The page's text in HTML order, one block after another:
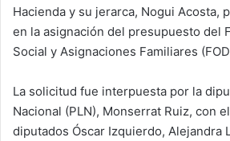
Hacienda y su jerarca, Nogui Acosta,
en la asignación del presupuesto del
Social y Asignaciones Familiares
La solicitud fue interpuesta por la
Nacional (PLN), Monserrat Ruiz, con
diputados Óscar Izquierdo, Alejandra